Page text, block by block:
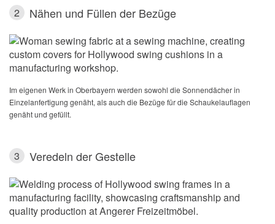
2 Nähen und Füllen der Bezüge
Im eigenen Werk in Oberbayern werden sowohl die Sonnendächer in
Einzelanfertigung genäht, als auch die Bezüge für die Schaukelauflagen
genäht und gefüllt.
3 Veredeln der Gestelle